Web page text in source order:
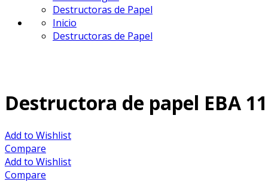
Destructoras de Papel
Inicio
Destructoras de Papel
Destructora de papel EBA
Add to Wishlist
Compare
Add to Wishlist
Compare